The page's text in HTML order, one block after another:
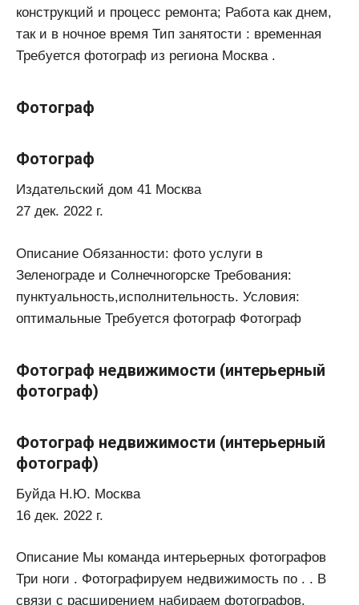
конструкций и процесс ремонта; Работа как днем,
так и в ночное время Тип занятости : временная
Требуется фотограф из региона Москва .
Фотограф
Фотограф
Издательский дом 41 Москва
27 дек. 2022 г.
Описание Обязанности: фото услуги в
Зеленограде и Солнечногорске Требования:
пунктуальность,исполнительность. Условия:
оптимальные Требуется фотограф Фотограф
Фотограф недвижимости (интерьерный
фотограф)
Фотограф недвижимости (интерьерный
фотограф)
Буйда Н.Ю. Москва
16 дек. 2022 г.
Описание Мы команда интерьерных фотографов
Три ноги . Фотографируем недвижимость по . . В
связи с расширением набираем фотографов.